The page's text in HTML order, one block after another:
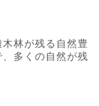
林が残る自然豊
多くの自然が残